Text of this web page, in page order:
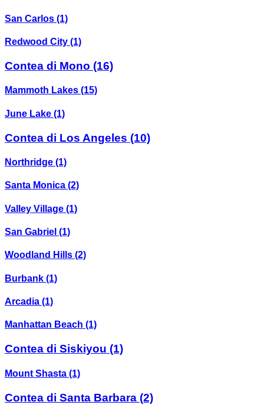
San Carlos (1)
Redwood City (1)
Contea di Mono (16)
Mammoth Lakes (15)
June Lake (1)
Contea di Los Angeles (10)
Northridge (1)
Santa Monica (2)
Valley Village (1)
San Gabriel (1)
Woodland Hills (2)
Burbank (1)
Arcadia (1)
Manhattan Beach (1)
Contea di Siskiyou (1)
Mount Shasta (1)
Contea di Santa Barbara (2)